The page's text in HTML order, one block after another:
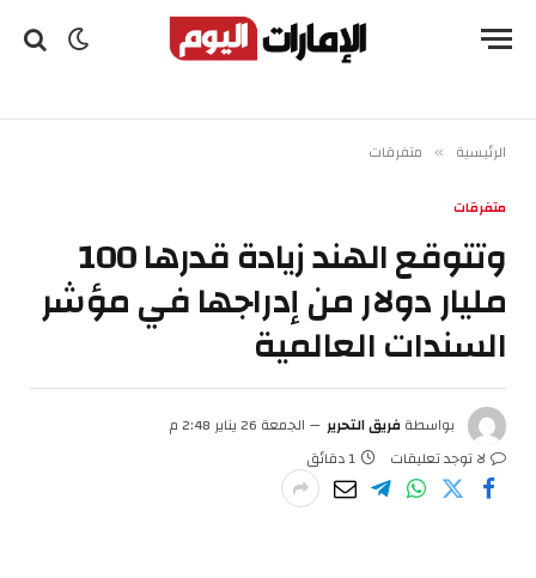
الرئيسية » متفرقات
متفرقات
وتتوقع الهند زيادة قدرها 100
مليار دولار من إدراجها في مؤشر
السندات العالمية
بواسطةفريق التحرير
الجمعة 26 يناير 2:48 م
لا توجد تعليقات
1 دقائق